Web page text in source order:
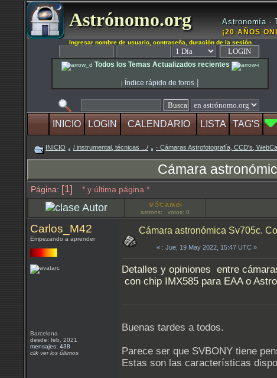
Astrónomo.org Astronomía ·
¡20 AÑOS
Ingresar nombre de usuario, contraseña, duración de la sesión
Todos los Temas Actualizados recientes
| Índice rápido de foros |
INICIO LOGIN CALENDARIO LISTA TAG'S
INICIO / instrumental, técnicas .../ · Cámaras Astrofotografía, CCD's,
Cámara
Página: [1] * y última página *
Autor astrons: votos: 0
Carlos_M42
Empezando a aprender
Barcelona
desde: feb, 2021
mensajes: 438
clik ver los últimos
Cámara astronómica Sv705c.
« : Jue, 19 May 2022, 15:47 UTC »
Detalles y opiniones entre
con chip IMX585 para EAA o
Buenas tardes a todos.
Parece ser que SVBONY tiene
Estas son las características